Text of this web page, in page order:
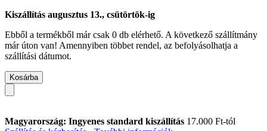
Kiszállítás augusztus 13., csütörtök-ig
Ebből a termékből már csak 0 db elérhető. A következő szállítmány
már úton van! Amennyiben többet rendel, az befolyásolhatja a
szállítási dátumot.
Kosárba
Magyarország: Ingyenes standard kiszállítás 17.000 Ft-tól